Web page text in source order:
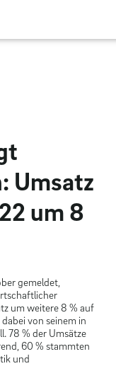
Umsatz
um 8
gemeldet,
um weitere 8 % auf
von seinem in
78 % der Umsätze
60 % stammten
und